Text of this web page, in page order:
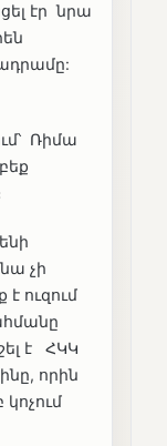
էր նրա
Ռիմա
չի
է ուզում
է ՀԿԿ
որին